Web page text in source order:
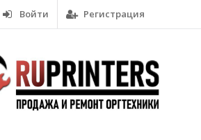
Войти Регистрация